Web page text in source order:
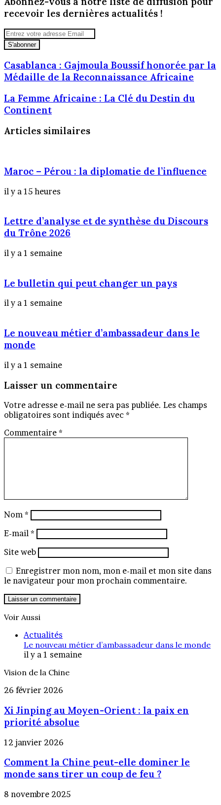
recevoir les dernières actualités !
Entrez
votre
adresse
Email
Casablanca
:
Gajmoula
Boussif
honorée
par
Médaille
Africaine
Casablanca : Gajmoula Boussif honorée par la
Médaille de la Reconnaissance Africaine
La
Femme
Africaine
La
Destin
du
La Femme Africaine : La Clé du Destin du
Continent
Articles similaires
Maroc – Pérou : la diplomatie de l’influence
il y a 15 heures
Lettre d’analyse et de synthèse du Discours
du Trône 2026
il y a 1 semaine
Le bulletin qui peut changer un pays
il y a 1 semaine
Le nouveau métier d’ambassadeur dans le
monde
il y a 1 semaine
Laisser un commentaire
Votre adresse e-mail ne sera pas publiée. Les champs
obligatoires sont indiqués avec *
Commentaire *
Nom *
E-mail *
Site web
Enregistrer mon nom, mon e-mail et mon site dans
le navigateur pour mon prochain commentaire.
Voir Aussi
Actualités
Le nouveau métier d’ambassadeur dans le monde
il y a 1 semaine
Vision de la Chine
Xi
au
Moyen-
Orient
:
paix
en
priorité
26 février 2026
Xi Jinping au Moyen-Orient : la paix en
priorité absolue
Comment
Chine
peut-
elle
dominer
12 janvier 2026
Comment la Chine peut-elle dominer le
monde sans tirer un coup de feu ?
La
8 novembre 2025